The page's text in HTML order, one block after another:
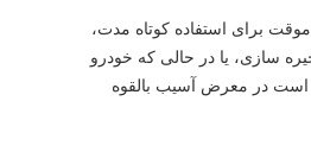
برای استفاده کوتاه مدت،
سازی، یا در حالی که خودرو
در معرض آسیب بالقوه